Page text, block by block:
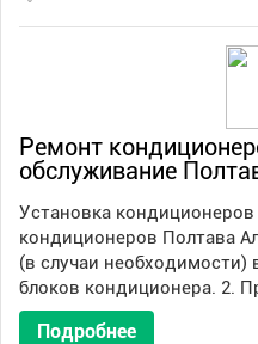
Ремонт
обслуживание
Установка
кондиционеров Полтава
(в случаи необходимости)
блоков кондиционера. 2.
Подробнее